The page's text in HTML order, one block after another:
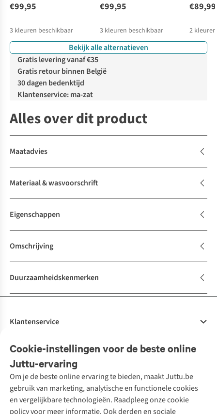
€99,95
3 kleuren beschikbaar
€99,95
3 kleuren beschikbaar
€89,99
2
Bekijk alle alternatieven
Gratis levering vanaf €35
Gratis retour binnen België
30 dagen bedenktijd
Klantenservice: ma-zat
Alles over dit product
Maatadvies
Materiaal & wasvoorschrift
Eigenschappen
Omschrijving
Duurzaamheidskenmerken
Cookie-instellingen voor de beste online
Juttu-ervaring
Om je de beste online ervaring te bieden, maakt Juttu.be
gebruik van marketing, analytische en functionele cookies
en vergelijkbare technologieën. Raadpleeg onze cookie
policy voor meer informatie. Ook derden en sociale
Klantenservice
Bestellen
Betalen
10% studentenkorting
Klarna - achteraf betalen
Levering
Onze diensten
Tweedehands - ReJUsed
Kledingatelier
Personal shopping
Textielbox
Juttu
Over ons
Juttu Friends
Merken